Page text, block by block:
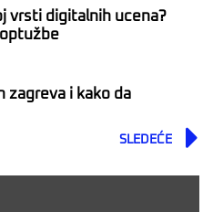
vrsti digitalnih ucena?
zagreva i kako da
SLEDEĆE